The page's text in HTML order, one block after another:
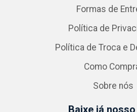
Formas de
Política de
Política de Troca e
Como
Sobre nós